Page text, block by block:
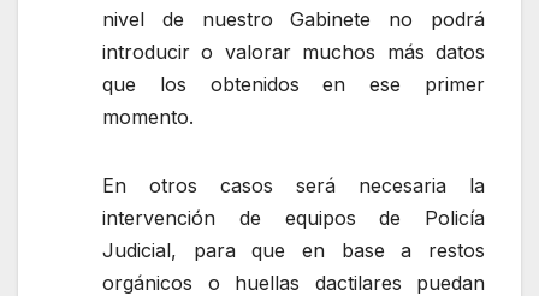
nivel de nuestro Gabinete no podrá
introducir o valorar muchos más datos
que los obtenidos en ese primer
momento.
En otros casos será necesaria la
intervención de equipos de Policía
Judicial, para que en base a restos
orgánicos o huellas dactilares puedan